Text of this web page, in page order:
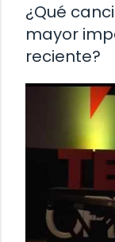
¿Qué
mayor
reciente?